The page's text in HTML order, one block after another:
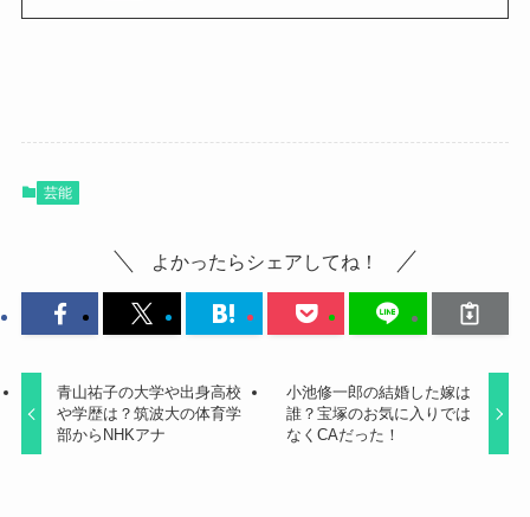
芸能
よかったらシェアしてね！
青山祐子の大学や出身高校
や学歴は？筑波大の体育学
部からNHKアナ
小池修一郎の結婚した嫁は
誰？宝塚のお気に入りでは
なくCAだった！